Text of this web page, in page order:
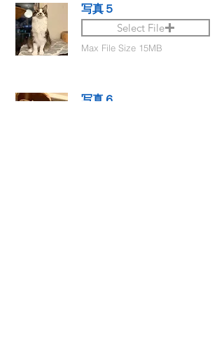
写真５
Select File
Max File Size 15MB
写真６